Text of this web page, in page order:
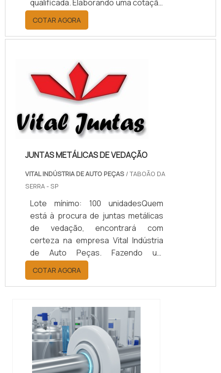
qualificada. Elaborando uma cotação
por meio da plataforma e
descobrindo a melhor referência do
mercado.MAIS INFORMAÇÕES
HIDRÁULICO PARA ALTA
TEMPERATURASe alguém pesquisar
papelão hidráulico para alta
temperatura encontra na internet a
kaelved. Uma empresa com alto
know-how em laudos ...
COTAR AGORA
JUNTAS METÁLICAS DE VEDAÇÃO
VITAL INDÚSTRIA DE AUTO PEÇAS / TABOÃO DA
SERRA - SP
Lote mínimo: 100 unidadesQuem
está à procura de juntas metálicas
de vedação, encontrará com
certeza na empresa Vital Indústria
de Auto Peças. Fazendo um
orçamento por meio da maior
empresa da área, é possível achar a
sofisticação, qualidade e preço
questão é juntas metálicas de
vedação, com a melhor mão de obra
da Vital Indústria de Auto Peças, o
cliente receberá ótima qualidade
com responsabilidade ambient...
COTAR AGORA